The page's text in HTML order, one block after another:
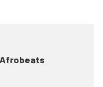
(Afrobeats